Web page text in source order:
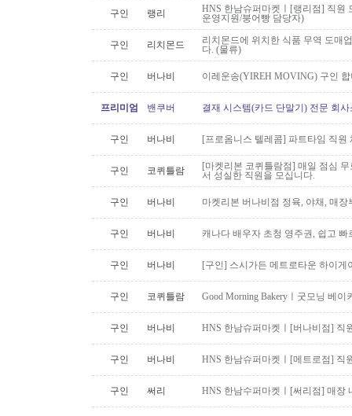
구인 랭리
HNS 한남슈퍼마켓ㅣ[랭리점] 직원
운영지원/붕어빵 담당자)
구인 리치몬드
리치몬드에 위치한 식품 무역 도매
다. (물류)
구인 버나비 이레운송(YIREH MOVING) 구인
프리미엄 밴쿠버 결재 시스템(카드 단말기) 전문 회
구인 버나비 [프로옴니스 텔레콤] 파트타임 직원
구인 코퀴틀람
[마켓리본 코퀴틀람점] 매일 점심
서 성실한 직원을 모십니다.
구인 버나비 마켓리본 버나비점 정육, 야채, 매
구인 버나비 캐나다 배우자 초청 영주권, 쉽고 빠
구인 버나비 [구인] 스시가든 메트로타운 하이게
구인 코퀴틀람 Good Morning Bakeryㅣ굿모닝 베
구인 버나비 HNS 한남슈퍼마켓ㅣ[버나비점] 직
구인 버나비 HNS 한남슈퍼마켓ㅣ[메트로점] 직
구인 써리 HNS 한남수퍼마켓ㅣ[써리점] 매장